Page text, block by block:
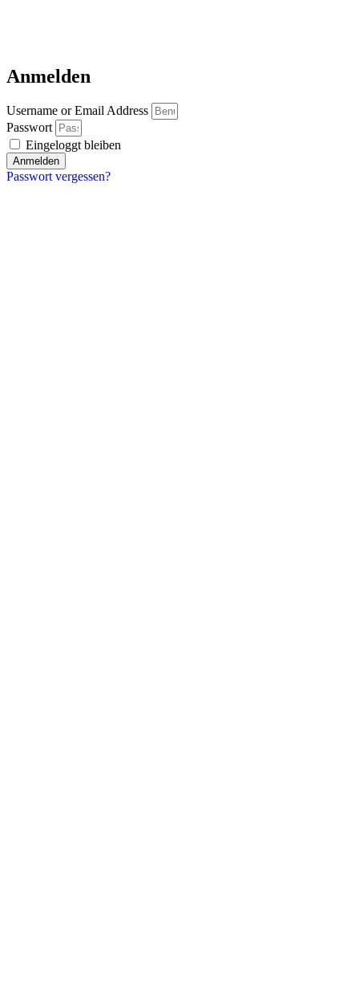
Anmelden
Username or Email Address
Passwort
Eingeloggt bleiben
Anmelden
Passwort vergessen?